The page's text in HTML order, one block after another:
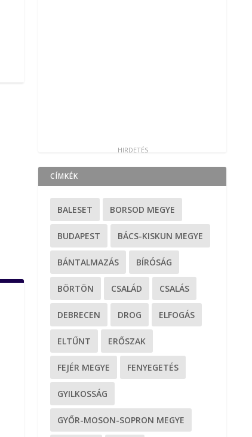
CÍMKÉK
BALESET BORSOD MEGYE
BUDAPEST BÁCS-KISKUN MEGYE
BÁNTALMAZÁS BÍRÓSÁG
BÖRTÖN CSALÁD CSALÁS
DEBRECEN DROG ELFOGÁS
ELTŰNT ERŐSZAK
FEJÉR MEGYE FENYEGETÉS
GYILKOSSÁG
GYŐR-MOSON-SOPRON MEGYE